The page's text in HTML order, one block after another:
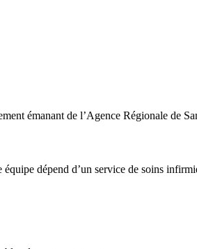
émanant de l’Agence Régionale de
dépend d’un service de soins